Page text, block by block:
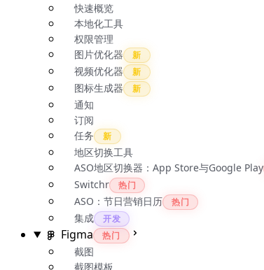
快速概览
本地化工具
权限管理
图片优化器
新
视频优化器 新
图标生成器 新
通知
订阅
任务
新
地区切换工具
ASO地区切换器：App Store与Google Play
Switchr 热门
ASO：节日营销日历 热门
集成 开发
Figma 热门
截图
截图模板